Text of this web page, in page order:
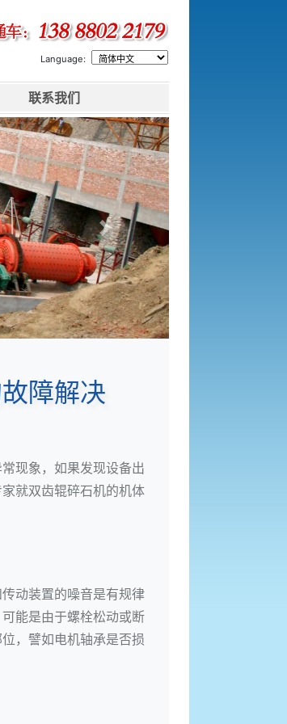
Language:
联系我们
下一张
障解决
现象，如果发现设备出
就双齿辊碎石机的机体
动装置的噪音是有规律
能是由于螺栓松动或断
，譬如电机轴承是否损